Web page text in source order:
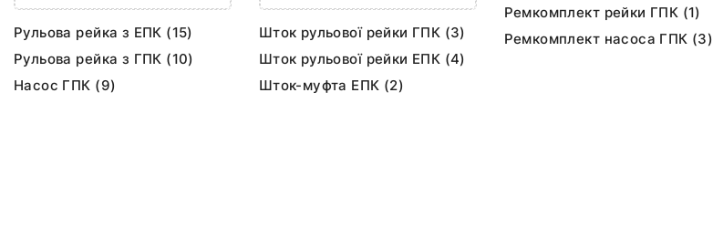
Рульова рейка з ЕПК (15)
Рульова рейка з ГПК (10)
Насос ГПК (9)
Шток рульової рейки ГПК (3)
Шток рульової рейки ЕПК (4)
Шток-муфта ЕПК (2)
Ремкомплект рейки ГПК (1)
Ремкомплект насоса ГПК (3)